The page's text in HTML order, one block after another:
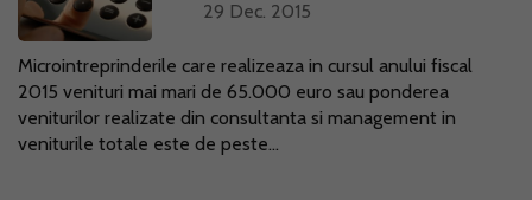
29 Dec. 2015
Microintreprinderile care realizeaza in cursul anului fiscal
2015 venituri mai mari de 65.000 euro sau ponderea
veniturilor realizate din consultanta si management in
veniturile totale este de peste...